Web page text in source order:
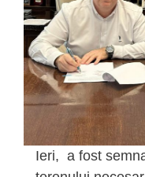
Ieri, a fost